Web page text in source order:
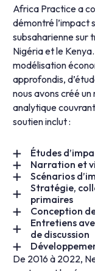
Africa Practice a
démontré l’impact
subsaharienne sur
Nigéria et le
modélisation
approfondis,
nous avons créé
analytique
soutien inclut :
Études
Narration et
Scénarios
Stratégie,
primaires
Conception
Entretiens
de discussion
De 2016 à 2022,